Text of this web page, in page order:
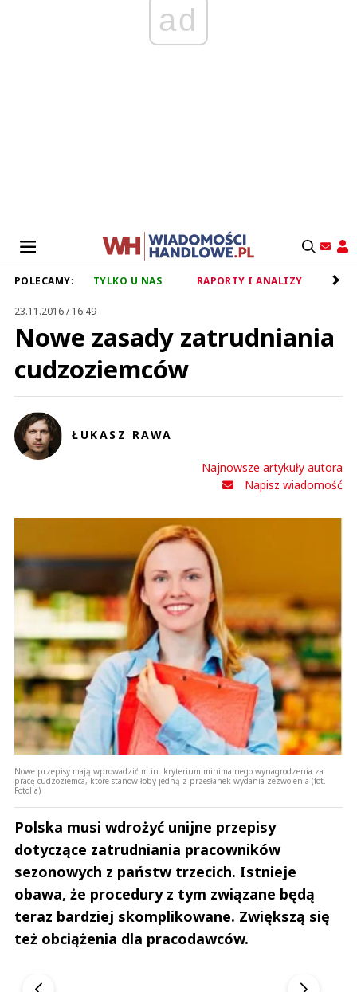
ad
POLECAMY: TYLKO U NAS RAPORTY I ANALIZY
23.11.2016 / 16:49
Nowe zasady zatrudniania
cudzoziemców
ŁUKASZ RAWA
Najnowsze artykuły autora
Napisz wiadomość
Nowe przepisy mają wprowadzić m.in. kryterium minimalnego wynagrodzenia za
pracę cudzoziemca, które stanowiłoby jedną z przesłanek wydania zezwolenia (fot.
Fotolia)
Polska musi wdrożyć unijne przepisy
dotyczące zatrudniania pracowników
sezonowych z państw trzecich. Istnieje
obawa, że procedury z tym związane będą
teraz bardziej skomplikowane. Zwiększą się
też obciążenia dla pracodawców.